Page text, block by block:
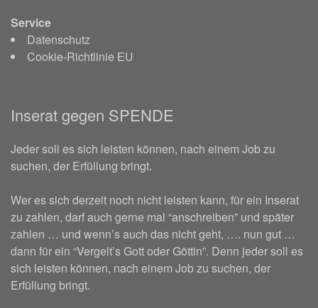
Service
Datenschutz
Cookie-Richtlinie EU
Inserat gegen SPENDE
Jeder soll es sich leisten können, nach einem Job zu
suchen, der Erfüllung bringt.
Wer es sich derzeit noch nicht leisten kann, für ein Inserat
zu zahlen, darf auch gerne mal “anschreiben” und später
zahlen … und wenn’s auch das nicht geht, …. nun gut …
dann für ein “Vergelt’s Gott oder Göttin”. Denn jeder soll es
sich leisten können, nach einem Job zu suchen, der
Erfüllung bringt.